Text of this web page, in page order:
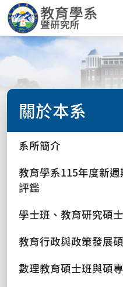
關於本系
系所簡介
教育學系115年度新
評鑑
學士班、教育研究碩
教育行政與政策發展
數理教育碩士班與碩